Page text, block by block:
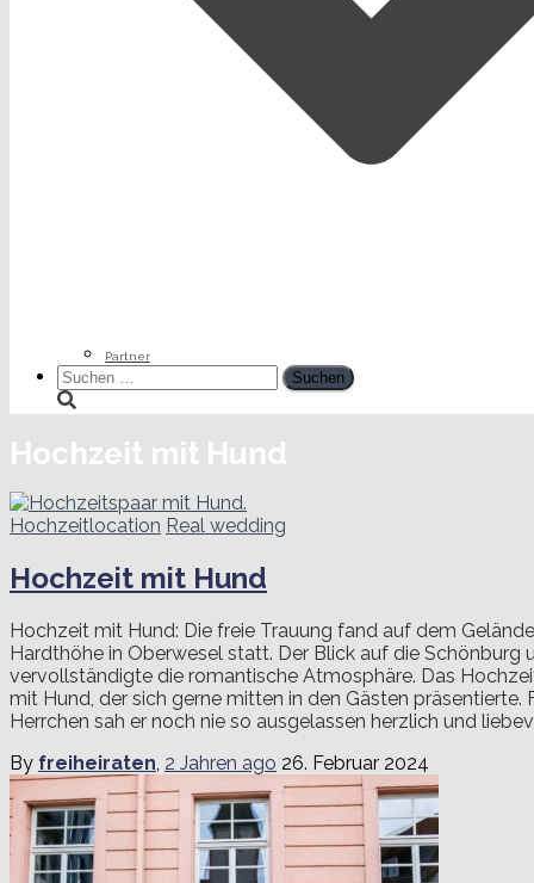
Partner
Suchen
nach:
Hochzeit mit Hund
Hochzeitlocation Real wedding
Hochzeit mit Hund
Hochzeit mit Hund: Die freie Trauung fand auf dem
Hardthöhe in Oberwesel statt. Der Blick auf die Schönburg
vervollständigte die romantische Atmosphäre. Das
mit Hund, der sich gerne mitten in den Gästen präsentierte.
Herrchen sah er noch nie so ausgelassen herzlich und
By freiheiraten, 2 Jahren ago 26. Februar 2024